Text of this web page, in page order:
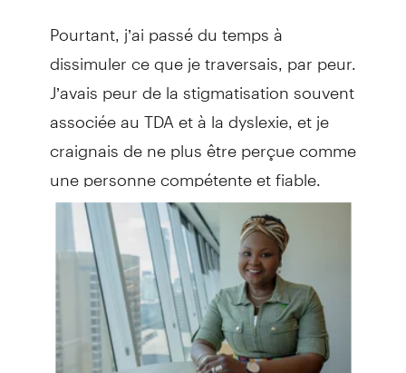
Pourtant, j’ai passé du temps à
dissimuler ce que je traversais, par peur.
J’avais peur de la stigmatisation souvent
associée au TDA et à la dyslexie, et je
craignais de ne plus être perçue comme
une personne compétente et fiable.